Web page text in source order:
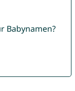
Babynamen?